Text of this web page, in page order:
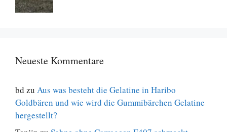
Neueste Kommentare
bd zu Aus was besteht die Gelatine in Haribo
Goldbären und wie wird die Gummibärchen Gelatine
hergestellt?